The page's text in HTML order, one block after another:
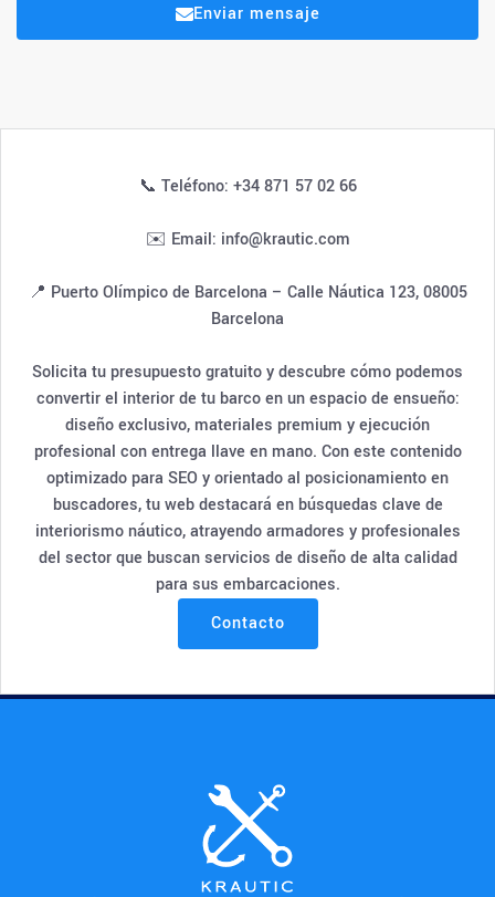
Enviar mensaje
📞 Teléfono: +34 871 57 02 66
✉️ Email: info@krautic.com
📍 Puerto Olímpico de Barcelona – Calle Náutica 123, 08005
Barcelona
Solicita tu presupuesto gratuito y descubre cómo podemos
convertir el interior de tu barco en un espacio de ensueño:
diseño exclusivo, materiales premium y ejecución
profesional con entrega llave en mano. Con este contenido
optimizado para SEO y orientado al posicionamiento en
buscadores, tu web destacará en búsquedas clave de
interiorismo náutico, atrayendo armadores y profesionales
del sector que buscan servicios de diseño de alta calidad
para sus embarcaciones.
Contacto